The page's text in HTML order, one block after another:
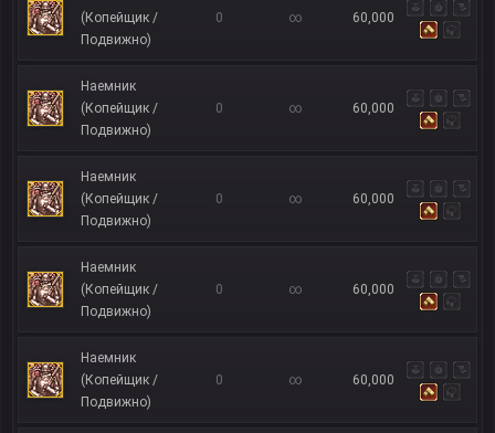
(Копейщик /
Подвижно)
0 ∞ 60,000
Наемник
(Копейщик /
Подвижно)
0 ∞ 60,000
Наемник
(Копейщик /
Подвижно)
0 ∞ 60,000
Наемник
(Копейщик /
Подвижно)
0 ∞ 60,000
Наемник
(Копейщик /
Подвижно)
0 ∞ 60,000